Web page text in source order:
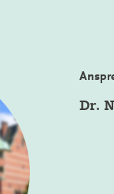
Dr.